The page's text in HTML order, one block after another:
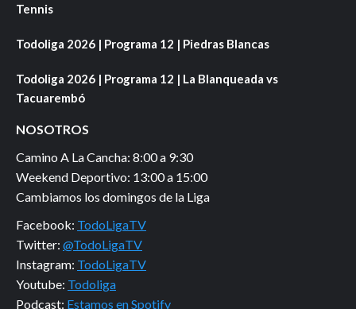
Tennis
Todoliga 2026 | Programa 12 | Piedras Blancas
Todoliga 2026 | Programa 12 | La Blanqueada vs
Tacuarembó
NOSOTROS
Camino A La Cancha: 8:00 a 9:30
Weekend Deportivo: 13:00 a 15:00
Cambiamos los domingos de la Liga
Facebook: TodoLigaTV
Twitter: @TodoLigaTV
Instagram: TodoLigaTV
Youtube: Todoliga
Podcast: Estamos en Spotify